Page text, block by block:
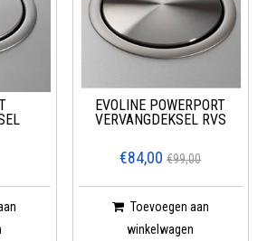
EVOLINE POWERPORT
VERVANGDEKSEL RVS
€84,00 €99,00
Toevoegen aan
winkelwagen